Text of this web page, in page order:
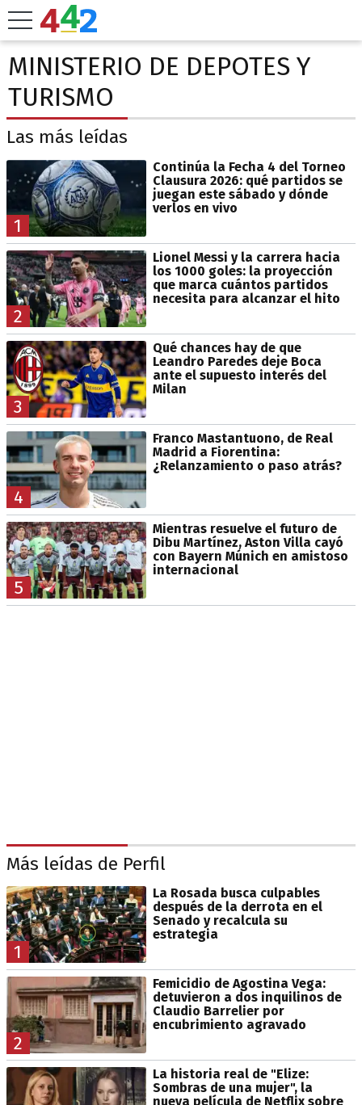
MINISTERIO DE DEPOTES Y
TURISMO
Las más leídas
1
Continúa la Fecha 4 del Torneo
Clausura 2026: qué partidos se
juegan este sábado y dónde
verlos en vivo
2
Lionel Messi y la carrera hacia
los 1000 goles: la proyección
que marca cuántos partidos
necesita para alcanzar el hito
3
Qué chances hay de que
Leandro Paredes deje Boca
ante el supuesto interés del
Milan
4
Franco Mastantuono, de Real
Madrid a Fiorentina:
¿Relanzamiento o paso atrás?
5
Mientras resuelve el futuro de
Dibu Martínez, Aston Villa cayó
con Bayern Múnich en amistoso
internacional
Más leídas de Perfil
1
La Rosada busca culpables
después de la derrota en el
Senado y recalcula su
estrategia
2
Femicidio de Agostina Vega:
detuvieron a dos inquilinos de
Claudio Barrelier por
encubrimiento agravado
La historia real de "Elize:
Sombras de una mujer", la
nueva película de Netflix sobre